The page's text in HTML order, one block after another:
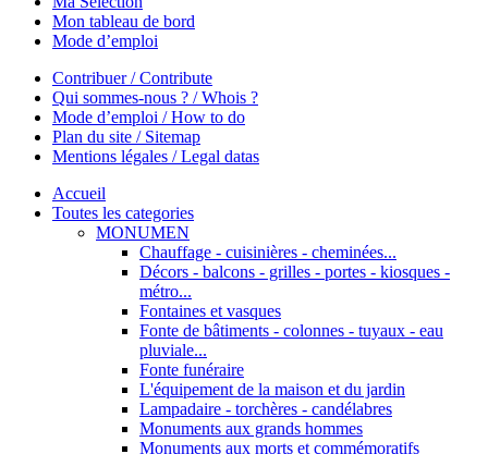
Mon tableau de bord
Mode d’emploi
Contribuer / Contribute
Qui sommes-nous ? / Whois ?
Mode d’emploi / How to do
Plan du site / Sitemap
Mentions légales / Legal datas
Accueil
Toutes les categories
MONUMEN
Chauffage - cuisinières - cheminées...
Décors - balcons - grilles - portes - kiosques -
métro...
Fontaines et vasques
Fonte de bâtiments - colonnes - tuyaux - eau
pluviale...
Fonte funéraire
L'équipement de la maison et du jardin
Lampadaire - torchères - candélabres
Monuments aux grands hommes
Monuments aux morts et commémoratifs